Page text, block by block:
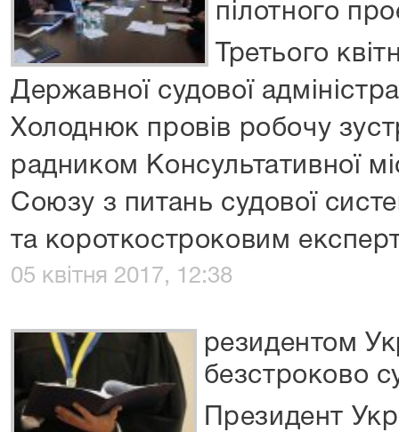
пілотного
Третього
Державної судової
Холоднюк провів робочу
радником Консультативної
Союзу з питань судової
та короткостроковим
05 квітня 2017, 12:38
резидентом
безстроково
Президент